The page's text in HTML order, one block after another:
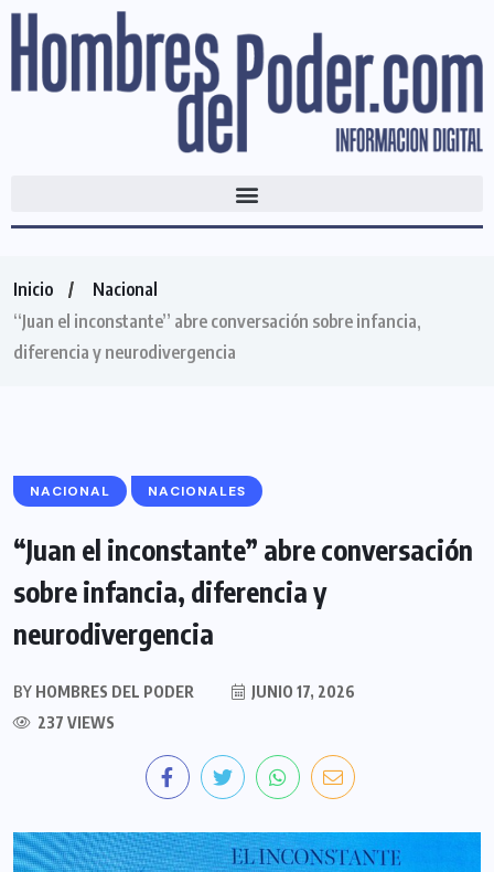
Inicio
Nacional
“Juan el inconstante” abre conversación sobre infancia,
diferencia y neurodivergencia
NACIONAL NACIONALES
“Juan el inconstante” abre conversación
sobre infancia, diferencia y
neurodivergencia
BY HOMBRES DEL PODER
JUNIO 17, 2026
237 VIEWS